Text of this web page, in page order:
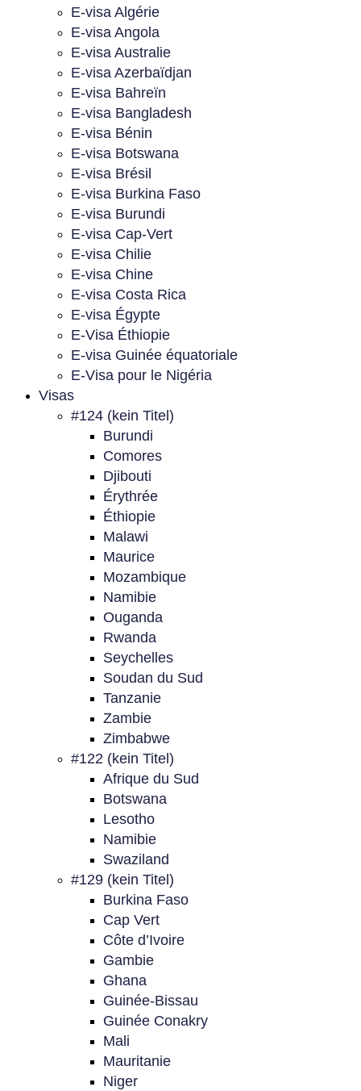
E-visa Algérie
E-visa Angola
E-visa Australie
E-visa Azerbaïdjan
E-visa Bahreïn
E-visa Bangladesh
E-visa Bénin
E-visa Botswana
E-visa Brésil
E-visa Burkina Faso
E-visa Burundi
E-visa Cap-Vert
E-visa Chilie
E-visa Chine
E-visa Costa Rica
E-visa Égypte
E-Visa Éthiopie
E-visa Guinée équatoriale
E-Visa pour le Nigéria
Visas
#124 (kein Titel)
Burundi
Comores
Djibouti
Érythrée
Éthiopie
Malawi
Maurice
Mozambique
Namibie
Ouganda
Rwanda
Seychelles
Soudan du Sud
Tanzanie
Zambie
Zimbabwe
#122 (kein Titel)
Afrique du Sud
Botswana
Lesotho
Namibie
Swaziland
#129 (kein Titel)
Burkina Faso
Cap Vert
Côte d’Ivoire
Gambie
Ghana
Guinée-Bissau
Guinée Conakry
Mali
Mauritanie
Niger